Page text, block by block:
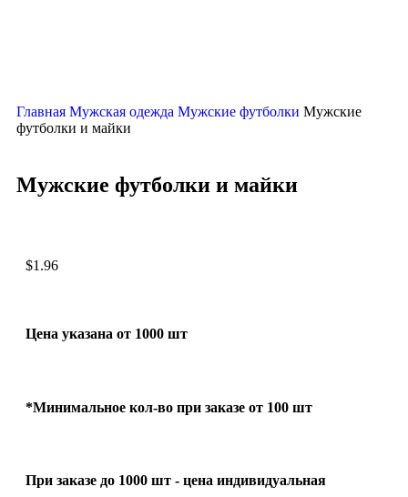
Главная Мужская одежда Мужские футболки Мужские
футболки и майки
Мужские футболки и майки
$1.96
Цена указана от 1000 шт
*Минимальное кол-во при заказе от 100 шт
При заказе до 1000 шт - цена индивидуальная